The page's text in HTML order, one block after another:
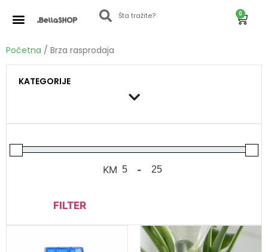
0
Početna / Brza rasprodaja
KATEGORIJE
KM -
FILTER